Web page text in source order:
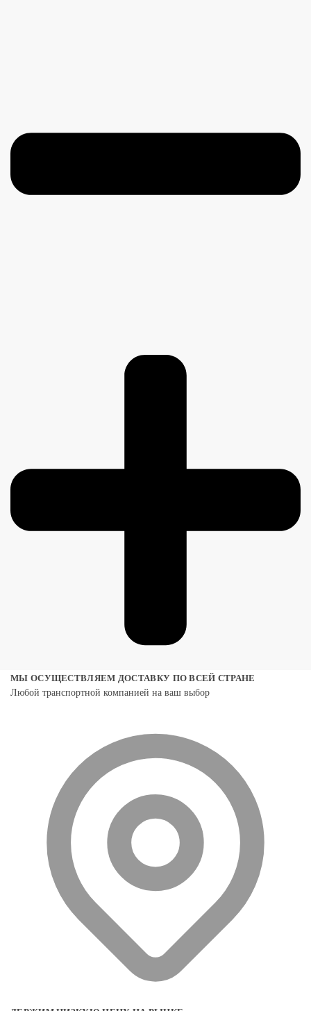
МЫ ОСУЩЕСТВЛЯЕМ ДОСТАВКУ ПО ВСЕЙ СТРАНЕ
Любой транспортной компанией на ваш выбор